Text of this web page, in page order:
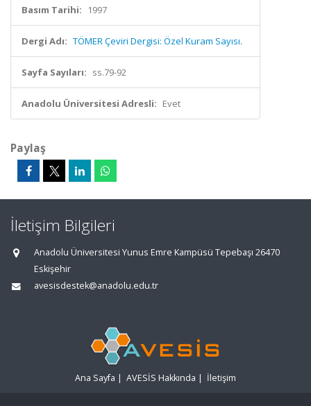
Basım Tarihi: 1997
Dergi Adı: TÖMER Çeviri Dergisi: Özel Kuram Sayısı.
Sayfa Sayıları: ss.79-92
Anadolu Üniversitesi Adresli: Evet
Paylaş
İletişim Bilgileri
Anadolu Üniversitesi Yunus Emre Kampüsü Tepebaşı 26470
Eskişehir
avesisdestek@anadolu.edu.tr
Ana Sayfa | AVESİS Hakkında | İletişim